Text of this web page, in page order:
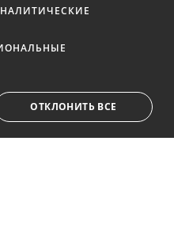
новостях
Подписаться
ОТКЛОНИТЬ ВСЕ